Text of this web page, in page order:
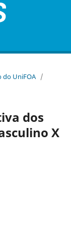
do UniFOA /
dos
X